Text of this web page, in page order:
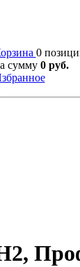
0
сумму 0 руб.